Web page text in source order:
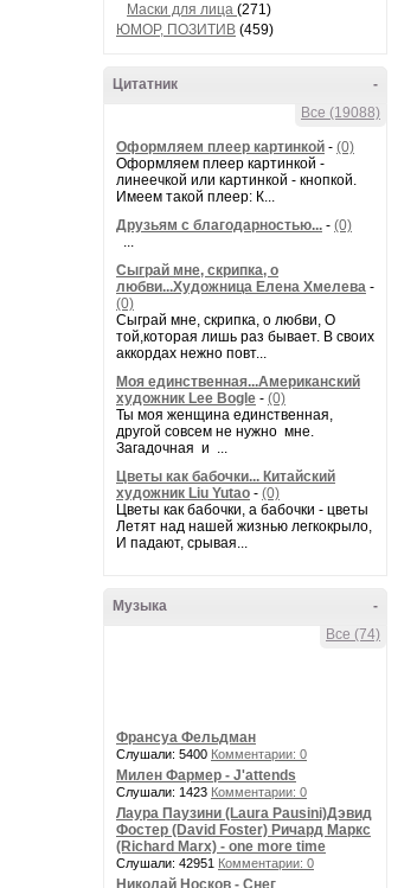
Маски для лица (271)
ЮМОР, ПОЗИТИВ (459)
-
Цитатник
Все (19088)
Оформляем плеер картинкой - (0)
Оформляем плеер картинкой -
линеечкой или картинкой - кнопкой.
Имеем такой плеер: К...
Друзьям с благодарностью... - (0)
...
Сыграй мне, скрипка, о
любви...Художница Елена Хмелева -
(0)
Сыграй мне, скрипка, о любви, О
той,которая лишь раз бывает. В своих
аккордах нежно повт...
Моя единственная...Американский
художник Lee Bogle - (0)
Ты моя женщина единственная,
другой совсем не нужно мне.
Загадочная и ...
Цветы как бабочки... Китайский
художник Liu Yutao - (0)
Цветы как бабочки, а бабочки - цветы
Летят над нашей жизнью легкокрыло,
И падают, срывая...
-
Музыка
Все (74)
Франсуа Фельдман
Слушали: 5400 Комментарии: 0
Милен Фармер - J'attends
Слушали: 1423 Комментарии: 0
Лаура Паузини (Laura Pausini)Дэвид
Фостер (David Foster) Ричард Маркс
(Richard Marx) - one more time
Слушали: 42951 Комментарии: 0
Николай Носков - Снег